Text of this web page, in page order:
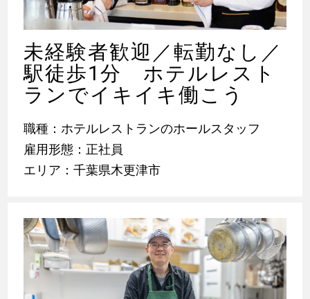
未経験者歓迎／転勤なし／
駅徒歩1分 ホテルレスト
ランでイキイキ働こう
職種：ホテルレストランのホールスタッフ
雇用形態：正社員
エリア：千葉県木更津市